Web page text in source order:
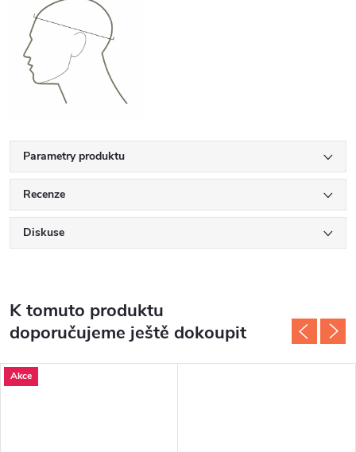
Parametry produktu
Recenze
Diskuse
K tomuto produktu
doporučujeme ještě dokoupit
Akce